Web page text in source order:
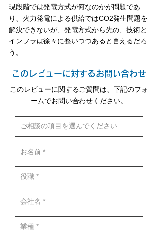
現段階では発電方式が何なのかが問題であ
り、火力発電による供給ではCO2発生問題を
解決できないが、発電方式から先の、技術と
インフラは徐々に整いつつあると言えるだろ
う。
このレビューに対するお問い合わせ
このレビューに関するご質問は、下記のフォ
ームでお問い合わせください。